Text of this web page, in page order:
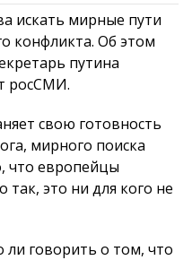
искать мирные пути
конфликта. Об этом
путина
росСМИ.
свою готовность
мирного поиска
что европейцы
это ни для кого не
говорить о том, что